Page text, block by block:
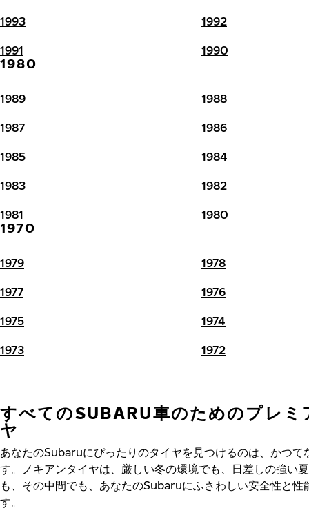
1993 1992
1991 1990
1980
1989 1988
1987 1986
1985 1984
1983 1982
1981 1980
1970
1979 1978
1977 1976
1975 1974
1973 1972
すべてのSUBARU車のためのプレミ
ヤ
あなたのSubaruにぴったりのタイヤを見つけるのは、かつて
す。ノキアンタイヤは、厳しい冬の環境でも、日差しの強い
も、その中間でも、あなたのSubaruにふさわしい安全性と性
す。